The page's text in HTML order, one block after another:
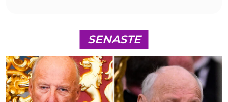
SENASTE